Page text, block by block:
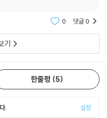
고 있다고 알려져 있다. 기온이
의 온도가 상승해 바닷속 생태계
가 줄거나 지금까지 없었던 질병
레기가 펭귄의 서식지로 흘러가
펭귄뿐만 아니라 생태계 전반에
바꿔 버릴 수도 있다. 작은 일이
0 댓글0
기
한줄평 5
. 설정